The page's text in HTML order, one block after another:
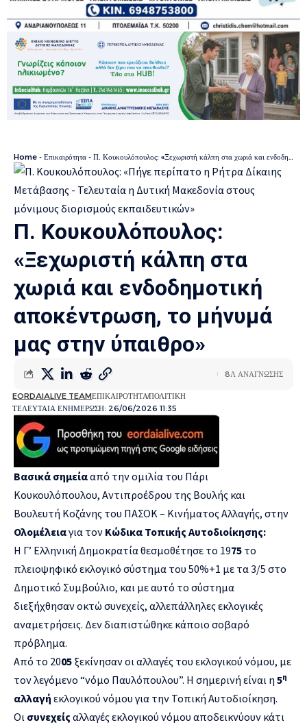
Home - Επικαιρότητα - Π. Κουκουλόπουλος: «Ξεχωριστή κάλπη στα χωριά και ενδοδημοτική αποκέντρωση, το μήνυμά μας στην ύπαιθρο»
Π. Κουκουλόπουλος:
«Ξεχωριστή κάλπη στα
χωριά και ενδοδημοτική
αποκέντρωση, το μήνυμά
μας στην ύπαιθρο»
ΤΕΛΕΥΤΑΙΑ ΕΝΗΜΕΡΩΣΗ: 26/06/2026 11:35
EORDAIALIVE TEAMΕΠΙΚΑΙΡΟΤΗΤΑΠΟΛΙΤΙΚΗ
8Λ ΑΝΑΓΝΩΣΗΣ
Βασικά σημείααπό την ομιλία του Πάρι
Κουκουλόπουλου, Αντιπροέδρου της Βουλής και
Βουλευτή Κοζάνης του ΠΑΣΟΚ – Κινήματος Αλλαγής, στην
Ολομέλειαγια τον Κώδικα Τοπικής Αυτοδιοίκησης:
Η Γ’ Ελληνική Δημοκρατία θεσμοθέτησε το 1975 το
πλειοψηφικό εκλογικό σύστημα του 50%+1 με τα 3/5 στο
Δημοτικό Συμβούλιο, και με αυτό το σύστημα
διεξήχθησαν οκτώ συνεχείς, αλλεπάλληλες εκλογικές
αναμετρήσεις. Δεν διαπιστώθηκε κάποιο σοβαρό
πρόβλημα.
Από το 2005 ξεκίνησαν οι αλλαγές του εκλογικού νόμου, με
τον λεγόμενο “νόμο Παυλόπουλου”. H σημερινή είναι η 5η
αλλαγή εκλογικού νόμου για την Τοπική Αυτοδιοίκηση.
Οι συνεχείς αλλαγές εκλογικού νόμου αποδεικνύουν κάτι